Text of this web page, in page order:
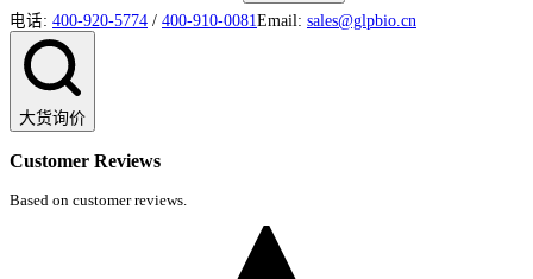
电话: 400-920-5774 / 400-910-0081 Email: sales@glpbio.cn
大货询价
Customer Reviews
Based on customer reviews.